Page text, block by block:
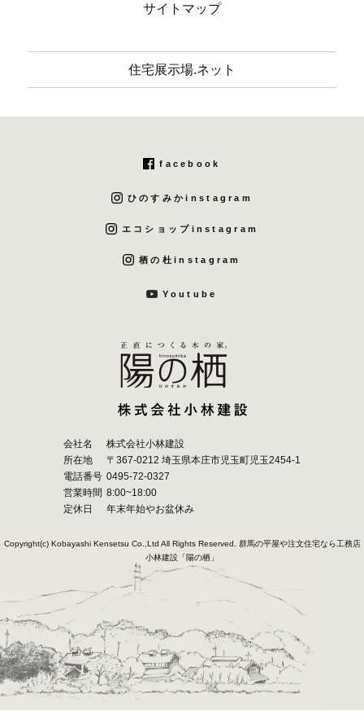
サイトマップ
住宅展示場.ネット
facebook
ひのすみかinstagram
エコショップinstagram
栖の杜instagram
Youtube
会社名
株式会社小林建設
所在地
〒367-0212 埼玉県本庄市児玉町児玉2454-1
電話番号 0495-72-0327
営業時間 8:00~18:00
定休日
年末年始やお盆休み
Copyright(c) Kobayashi Kensetsu Co.,Ltd All Rights Reserved. 群馬の平屋や注文住宅なら工務店
小林建設「陽の栖」